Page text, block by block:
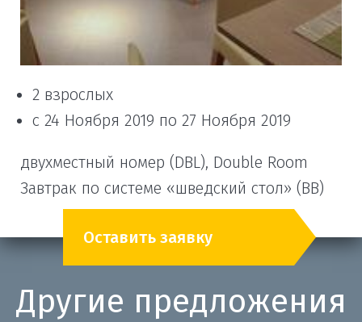
2 взрослых
с 24 Ноября 2019 по 27 Ноября 2019
двухместный номер (DBL), Double Room
Завтрак по системе «шведский стол» (BB)
Оставить заявку
Другие предложения